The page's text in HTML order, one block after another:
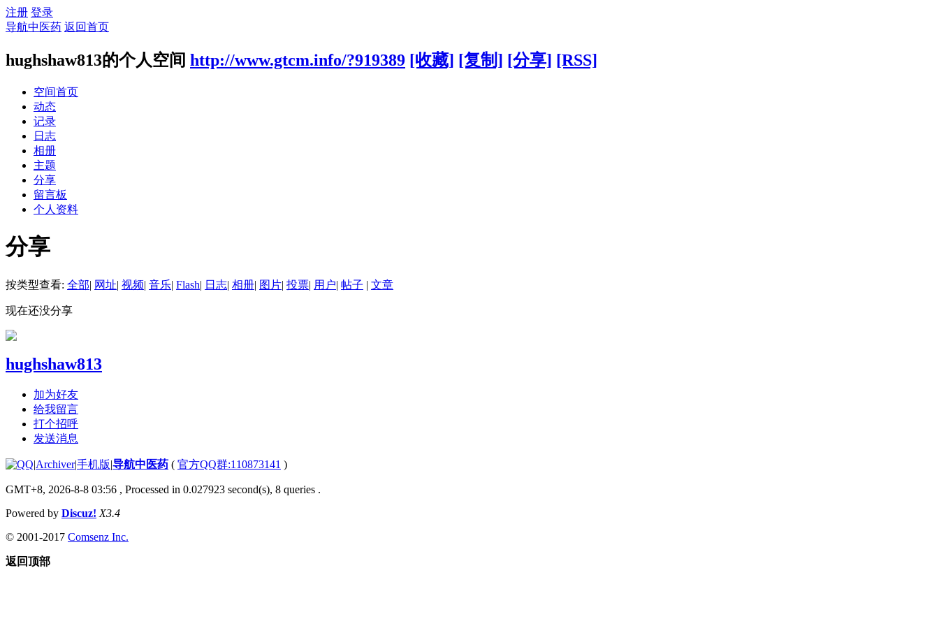
注册 登录
导航中医药 返回首页
hughshaw813的个人空间 http://www.gtcm.info/?919389 [收藏] [复制] [分享] [RSS]
空间首页
动态
记录
日志
相册
主题
分享
留言板
个人资料
分享
按类型查看: 全部| 网址| 视频| 音乐| Flash| 日志| 相册| 图片| 投票| 用户| 帖子 | 文章
现在还没分享
hughshaw813
加为好友
给我留言
打个招呼
发送消息
|Archiver|手机版|导航中医药 ( 官方QQ群:110873141 )
GMT+8, 2026-8-8 03:56 , Processed in 0.027923 second(s), 8 queries .
Powered by Discuz! X3.4
© 2001-2017 Comsenz Inc.
返回顶部